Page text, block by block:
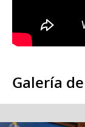
Galería